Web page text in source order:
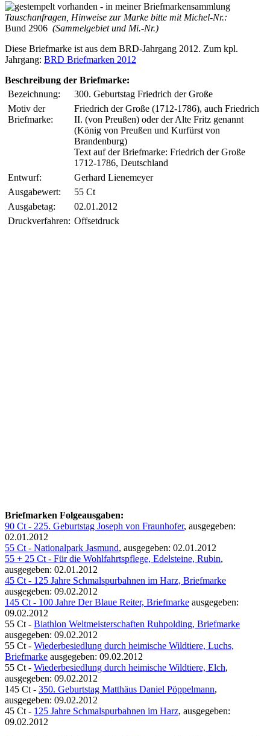
Tauschanfragen, Hinweise zur Marke bitte mit Michel-Nr.:
Bund 2906 (Sammelgebiet und Mi.-Nr.)
Diese Briefmarke ist aus dem BRD-Jahrgang 2012. Zum kpl.
Jahrgang: BRD Briefmarken 2012
Beschreibung der Briefmarke:
Bezeichnung:
300. Geburtstag Friedrich der Große
Motiv der
Briefmarke:
Friedrich der Große (1712-1786), auch Friedrich
II. (von Preußen) oder der Alte Fritz genannt
(König von Preußen und Kurfürst von
Brandenburg)
Text auf der Briefmarke: Friedrich der Große
1712-1786, Deutschland
Entwurf:
Gerhard Lienemeyer
Ausgabewert:
55 Ct
Ausgabetag:
02.01.2012
Druckverfahren: Offsetdruck
Briefmarken Folgeausgaben:
90 Ct - 225. Geburtstag Joseph von Fraunhofer, ausgegeben:
02.01.2012
55 Ct - Nationalpark Jasmund, ausgegeben: 02.01.2012
55 + 25 Ct - Für die Wohlfahrtspflege, Edelsteine, Rubin,
ausgegeben: 02.01.2012
45 Ct - 125 Jahre Schmalspurbahnen im Harz, Briefmarke
ausgegeben: 09.02.2012
145 Ct - 100 Jahre Der Blaue Reiter, Briefmarke ausgegeben:
09.02.2012
55 Ct - Biathlon Weltmeisterschaften Ruhpolding, Briefmarke
ausgegeben: 09.02.2012
55 Ct - Wiederbesiedlung durch heimische Wildtiere, Luchs,
Briefmarke ausgegeben: 09.02.2012
55 Ct - Wiederbesiedlung durch heimische Wildtiere, Elch,
ausgegeben: 09.02.2012
145 Ct - 350. Geburtstag Matthäus Daniel Pöppelmann,
ausgegeben: 09.02.2012
45 Ct - 125 Jahre Schmalspurbahnen im Harz, ausgegeben:
09.02.2012